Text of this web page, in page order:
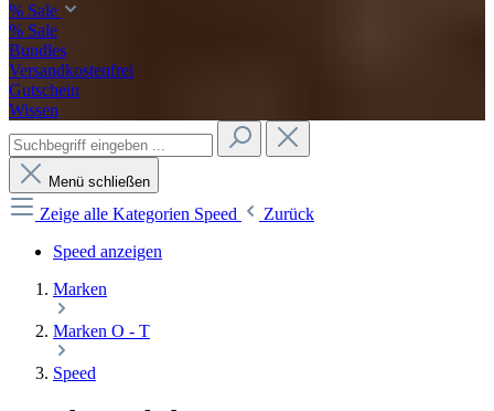
% Sale
% Sale
Bundles
Versandkostenfrei
Gutschein
Wissen
Menü schließen
Zeige alle Kategorien Speed
Zurück
Speed anzeigen
Marken
Marken O - T
Speed